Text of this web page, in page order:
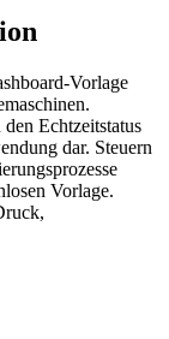
Vorlage
Echtzeitstatus
dar. Steuern
Vorlage.